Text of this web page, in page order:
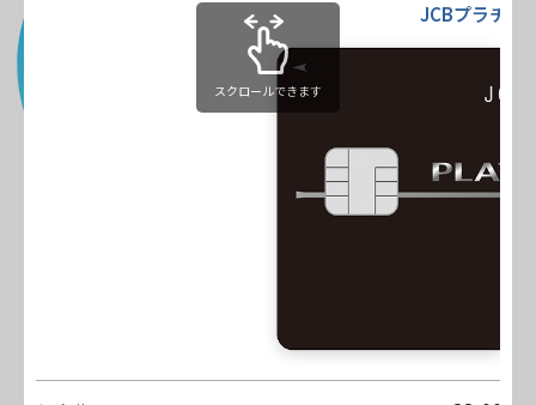
JCBプラチナ
スクロールできます
Contact
資料請求・お問い合わせ
〒900-8534 沖縄県那覇市泉崎1-10-3 琉球新報社泉崎
ビル8階
MAP